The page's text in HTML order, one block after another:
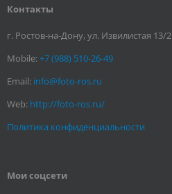
Контакты
г. Ростов-на-Дону, ул. Извилистая 13/2
Mobile:+7 (988) 510-26-49
Email: info@foto-ros.ru
Web: http://foto-ros.ru/
Политика конфиденциальности
Мои соцсети